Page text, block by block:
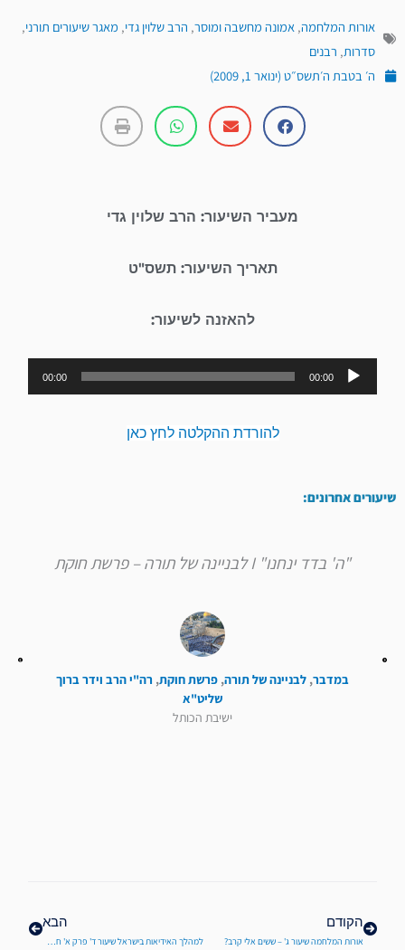
אורות המלחמה, אמונה מחשבה ומוסר, הרב שלוין גדי, מאגר שיעורים תורני,
סדרות, רבנים
ה׳ בטבת ה׳תשס״ט (ינואר 1, 2009)
מעביר השיעור: הרב שלוין גדי
תאריך השיעור: תשס"ט
להאזנה לשיעור:
נגן
אודיו
00:00
00:00
להורדת ההקלטה לחץ כאן
שיעורים אחרונים:
"ה' בדד ינחנו" I לבניינה של תורה – פרשת חוקת
במדבר, לבניינה של תורה, פרשת חוקת, רה"י הרב וידר ברוך
שליט"א
ישיבת הכותל
הקודם
אורות המלחמה שיעור ג' – ששים אלי קרב?
הבא